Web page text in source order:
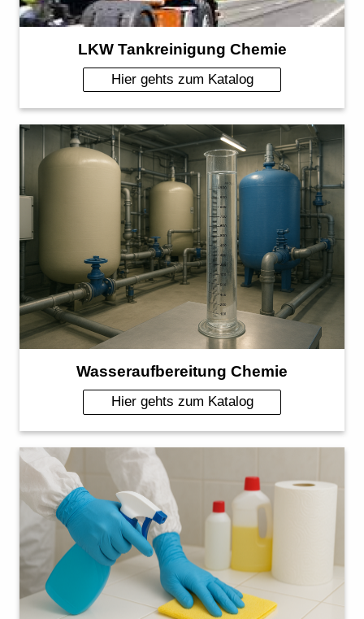
LKW Tankreinigung Chemie
Hier gehts zum Katalog
Wasseraufbereitung Chemie
Hier gehts zum Katalog